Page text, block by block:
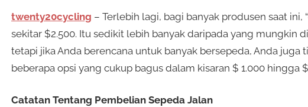
twenty20cycling – Terlebih lagi, bagi banyak produsen saat ini,
sekitar $2.500. Itu sedikit lebih banyak daripada yang mungkin
tetapi jika Anda berencana untuk banyak bersepeda, Anda
beberapa opsi yang cukup bagus dalam kisaran $ 1.000 hingga
Catatan Tentang Pembelian Sepeda Jalan